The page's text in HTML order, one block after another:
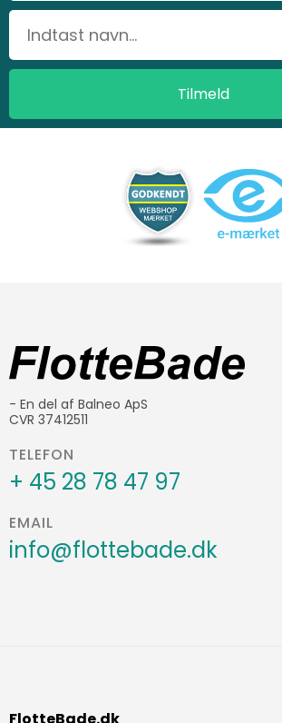
- En del af Balneo ApS
CVR 37412511
TELEFON
+ 45 28 78 47 97
EMAIL
info@flottebade.dk